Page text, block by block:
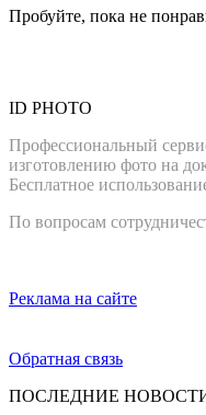
Пробуйте, пока не
ID PHOTO
Профессиональный
изготовлению фото на
Бесплатное
По вопросам
Реклама на сайте
Обратная связь
ПОСЛЕДНИЕ